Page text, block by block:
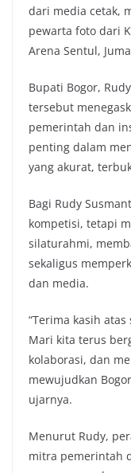
dari media cetak,
pewarta foto dari
Arena Sentul,
Bupati Bogor,
tersebut
pemerintah dan
penting dalam
yang akurat,
Bagi Rudy
kompetisi, tetapi
silaturahmi,
sekaligus
dan media.
“Terima kasih
Mari kita terus
kolaborasi, dan
mewujudkan
ujarnya.
Menurut Rudy,
mitra pemerintah